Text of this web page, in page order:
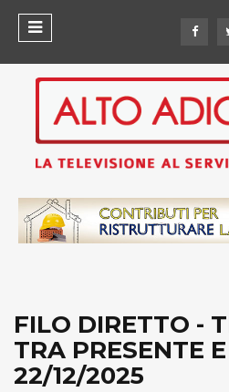
FILO DIRETTO -
TRA PRESENTE
22/12/2025